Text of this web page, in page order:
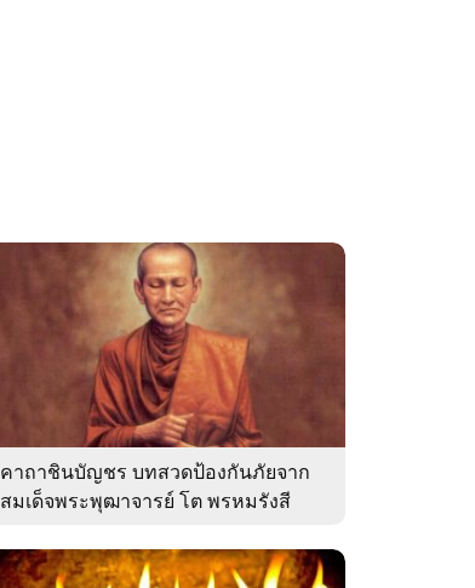
คาถาชินบัญชร บทสวดป้องกันภัยจาก
สมเด็จพระพุฒาจารย์ โต พรหมรังสี